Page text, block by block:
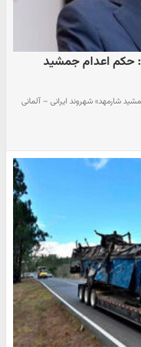
حکم اعدام جمشید
شارمهد» شهروند ایرانی – آلمانی